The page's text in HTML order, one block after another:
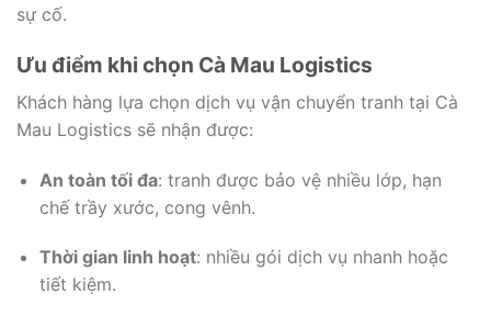
sự cố.
Ưu điểm khi chọn Cà Mau Logistics
Khách hàng lựa chọn dịch vụ vận chuyển tranh tại Cà
Mau Logistics sẽ nhận được:
An toàn tối đa: tranh được bảo vệ nhiều lớp, hạn
chế trầy xước, cong vênh.
Thời gian linh hoạt: nhiều gói dịch vụ nhanh hoặc
tiết kiệm.